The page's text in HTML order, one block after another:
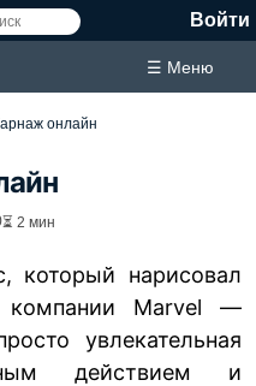
Войти
☰ Меню
онлайн
⏳ 2 мин
который нарисовал
компании Marvel —
увлекательная
действием и